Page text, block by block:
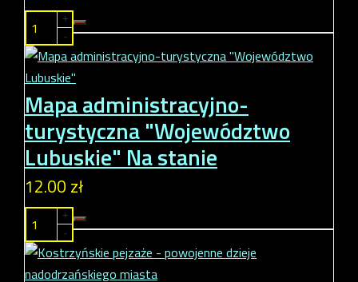
+
-
Mapa administracyjno-
turystyczna "Województwo
Lubuskie" Na stanie
12.00 zł
+
-